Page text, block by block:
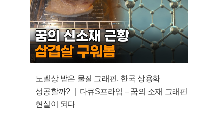
노벨상 받은 물질 그래핀, 한국 상용화
성공할까? ｜다큐S프라임 – 꿈의 소재 그래핀
현실이 되다